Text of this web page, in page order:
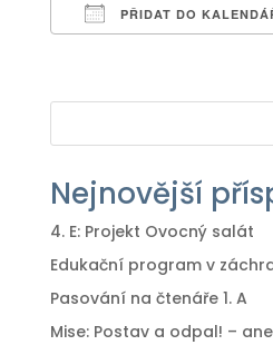
PŘIDAT DO
Nejnovější
4. E: Projekt Ovocný salát
Edukační program v
Pasování na čtenáře 1. A
Mise: Postav a odpal! –